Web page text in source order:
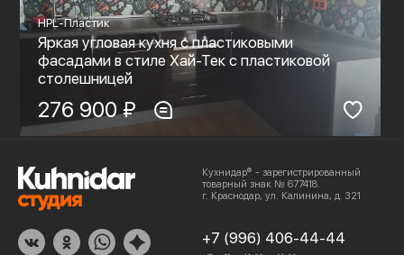
HPL-Пластик
Яркая угловая кухня с пластиковыми
фасадами в стиле Хай-Тек с пластиковой
столешницей
276 900 ₽
Кухнидар® - зарегистрированный
товарный знак № 677418.
г. Краснодар, ул. Калинина, д. 321
+7 (996) 406-44-44